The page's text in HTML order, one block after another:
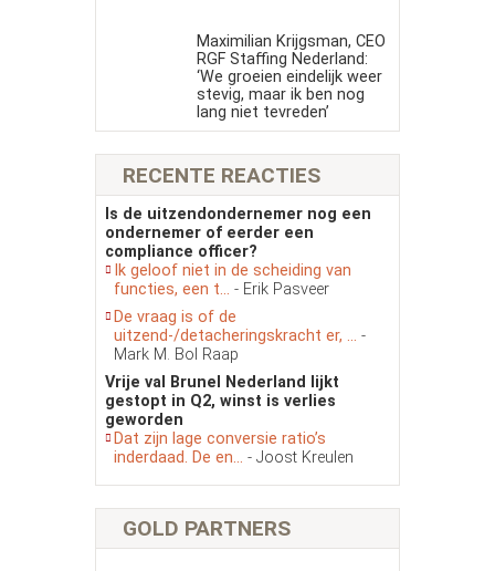
Maximilian Krijgsman, CEO
RGF Staffing Nederland:
‘We groeien eindelijk weer
stevig, maar ik ben nog
lang niet tevreden’
RECENTE REACTIES
Is de uitzendondernemer nog een
ondernemer of eerder een
compliance officer?
Ik geloof niet in de scheiding van
functies, een t... - Erik Pasveer
De vraag is of de
uitzend-/detacheringskracht er, ... -
Mark M. Bol Raap
Vrije val Brunel Nederland lijkt
gestopt in Q2, winst is verlies
geworden
Dat zijn lage conversie ratio’s
inderdaad. De en... - Joost Kreulen
GOLD PARTNERS